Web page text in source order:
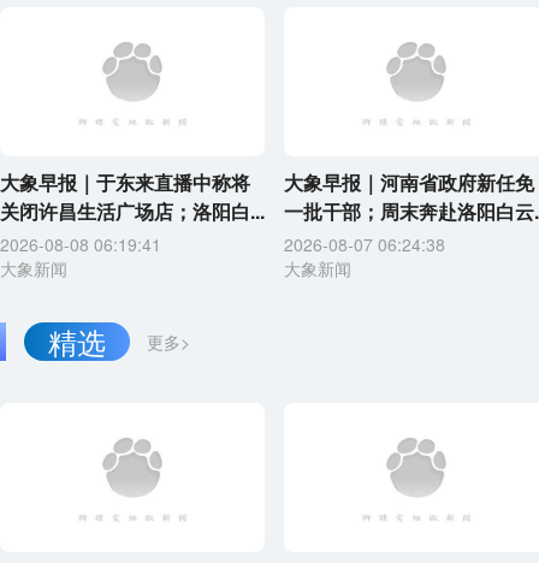
大象早报｜于东来直播中称将
关闭许昌生活广场店；洛阳白...
2026-08-08 06:19:41
大象新闻
大象早报｜河南省政府新任免
一批干部；周末奔赴洛阳白云
2026-08-07 06:24:38
大象新闻
更多>
精选